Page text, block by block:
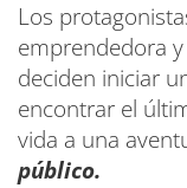
Los
emprendedora
deciden iniciar
encontrar el
vida a una
público.